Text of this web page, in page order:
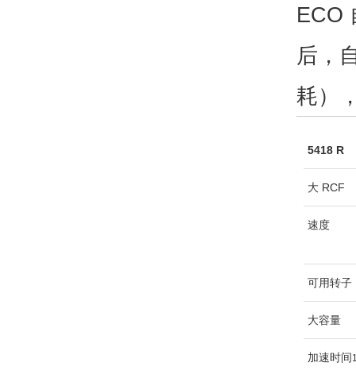
ECO
后，
耗）
5418 R
大 RCF
速度
可用转子
大容量
加速时间